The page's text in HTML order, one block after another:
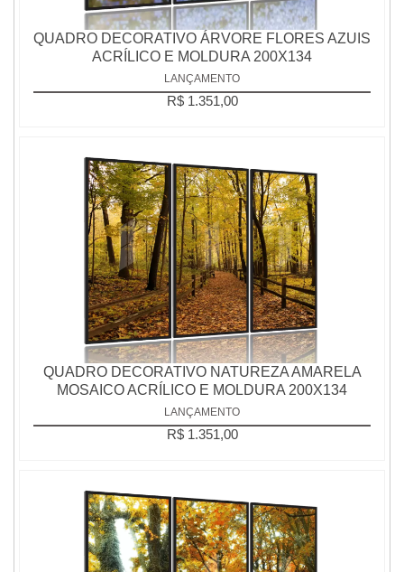
QUADRO DECORATIVO ÁRVORE FLORES AZUIS
ACRÍLICO E MOLDURA 200X134
LANÇAMENTO
R$ 1.351,00
QUADRO DECORATIVO NATUREZA AMARELA
MOSAICO ACRÍLICO E MOLDURA 200X134
LANÇAMENTO
R$ 1.351,00